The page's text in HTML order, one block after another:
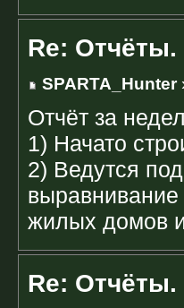
Re: Отчёты.
SPARTA_Hunter
Отчёт за
1) Начато
2) Ведутся
жилых домов
Re: Отчёты.